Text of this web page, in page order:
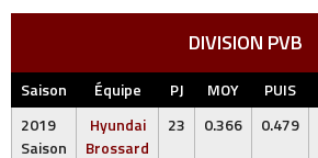
DIVISION PVB
Saison Équipe PJ MOY PUIS
2019
Saison
Hyundai
Brossard
23 0.366 0.479